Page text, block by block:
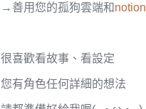
→善用您的孤狗雲端和notion
很喜歡看故事、看設定
您有角色任何詳細的想法